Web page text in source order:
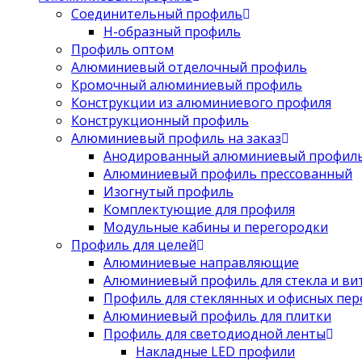
Соединительный профиль
Н-образный профиль
Профиль оптом
Алюминиевый отделочный профиль
Кромочный алюминиевый профиль
Конструкции из алюминиевого профиля
Конструкционный профиль
Алюминиевый профиль на заказ
Анодированный алюминиевый
Алюминиевый профиль прессованный
Изогнутый профиль
Комплектующие для профиля
Модульные кабины и перегородки
Профиль для целей
Алюминиевые направляющие
Алюминиевый профиль для стекла и
Профиль для стеклянных и офисных
Алюминиевый профиль для плитки
Профиль для светодиодной ленты
Накладные LED профили